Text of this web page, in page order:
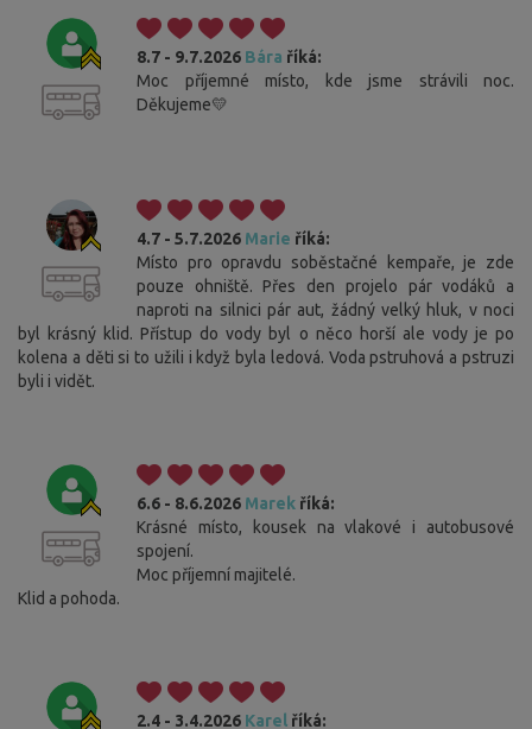
8.7 - 9.7.2026 Bára říká:
Moc příjemné místo, kde jsme strávili noc.
Děkujeme💛
4.7 - 5.7.2026 Marie říká:
Místo pro opravdu soběstačné kempaře, je zde
pouze ohniště. Přes den projelo pár vodáků a
naproti na silnici pár aut, žádný velký hluk, v noci
byl krásný klid. Přístup do vody byl o něco horší ale vody je po
kolena a děti si to užili i když byla ledová. Voda pstruhová a pstruzi
byli i vidět.
6.6 - 8.6.2026 Marek říká:
Krásné místo, kousek na vlakové i autobusové
spojení.
Moc příjemní majitelé.
Klid a pohoda.
2.4 - 3.4.2026 Karel říká: